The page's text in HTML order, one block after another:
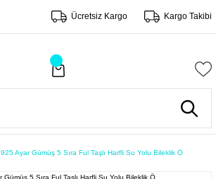
Ücretsiz Kargo Kargo Takibi
925 Ayar Gümüş 5 Sıra Ful Taşlı Harfli Su Yolu Bileklik Ö